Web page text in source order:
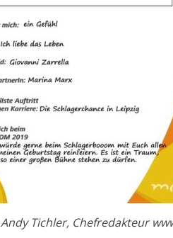
Andy Tichler, Chefredakteur